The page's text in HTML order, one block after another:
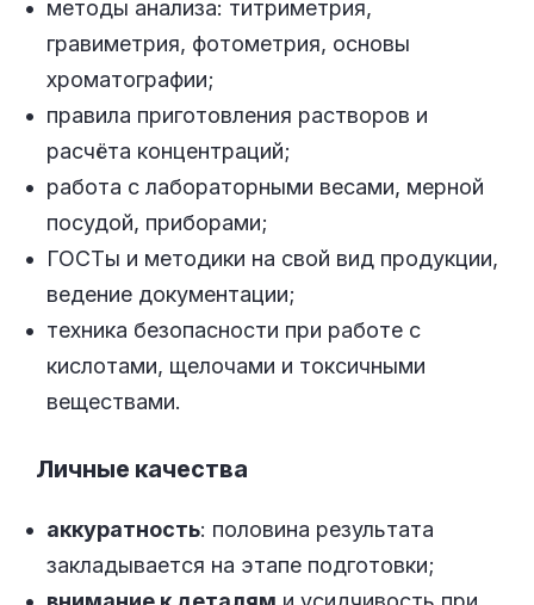
методы анализа: титриметрия,
гравиметрия, фотометрия, основы
хроматографии;
правила приготовления растворов и
расчёта концентраций;
работа с лабораторными весами, мерной
посудой, приборами;
ГОСТы и методики на свой вид продукции,
ведение документации;
техника безопасности при работе с
кислотами, щелочами и токсичными
веществами.
Личные качества
аккуратность: половина результата
закладывается на этапе подготовки;